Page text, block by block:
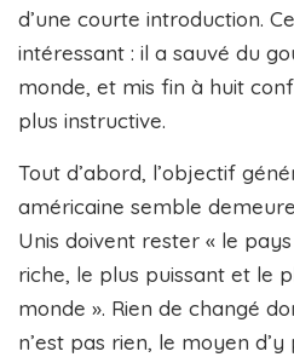
d’une courte introduction.
intéressant : il a sauvé du
monde, et mis fin à huit
plus instructive.
Tout d’abord, l’objectif
américaine semble
Unis doivent rester « le
riche, le plus puissant et le
monde ». Rien de changé
n’est pas rien, le moyen